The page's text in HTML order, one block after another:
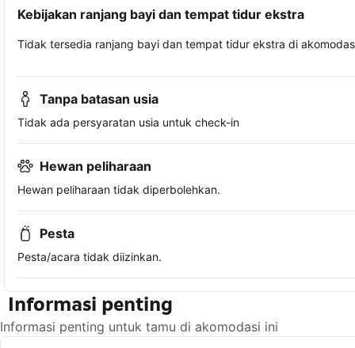
Kebijakan ranjang bayi dan tempat tidur ekstra
Tidak tersedia ranjang bayi dan tempat tidur ekstra di
Tanpa batasan usia
Tidak ada persyaratan usia untuk check-in
Hewan peliharaan
Hewan peliharaan tidak diperbolehkan.
Pesta
Pesta/acara tidak diizinkan.
Informasi penting
Informasi penting untuk tamu di akomodasi ini